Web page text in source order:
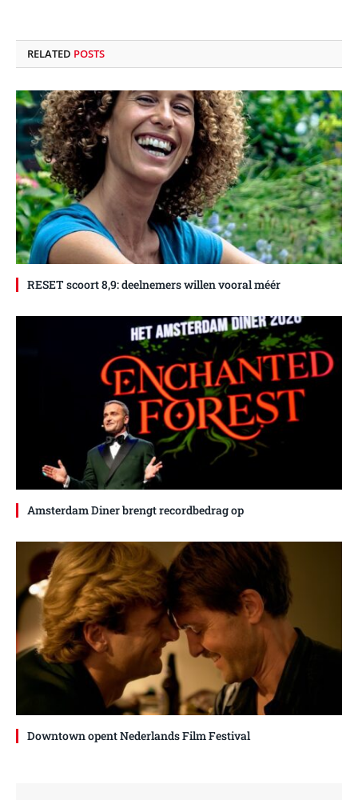
RELATED POSTS
RESET scoort 8,9: deelnemers willen vooral méér
Amsterdam Diner brengt recordbedrag op
Downtown opent Nederlands Film Festival